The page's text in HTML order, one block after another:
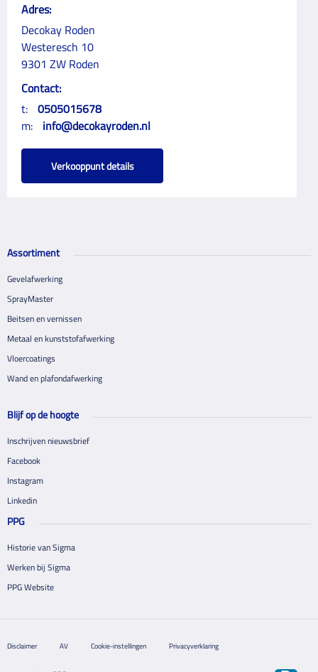
Adres:
Decokay Roden
Westeresch 10
9301 ZW Roden
Contact:
t: 0505015678
m:
info@decokayroden.nl
Verkooppunt details
Assortiment
Gevelafwerking
SprayMaster
Beitsen en vernissen
Metaal en kunststofafwerking
Vloercoatings
Wand en plafondafwerking
Blijf op de hoogte
Inschrijven nieuwsbrief
Facebook
Instagram
Linkedin
PPG
Historie van Sigma
Werken bij Sigma
PPG Website
Disclaimer AV Cookie-instellingen Privacyverklaring